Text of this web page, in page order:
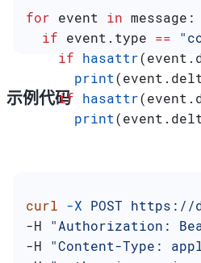
for event in message:
  if
event.type ==
    if
hasattr
      print
    if
hasattr
      print
示例代码
curl -X POST https://
-H "Authorization:
-H "Content-Type: